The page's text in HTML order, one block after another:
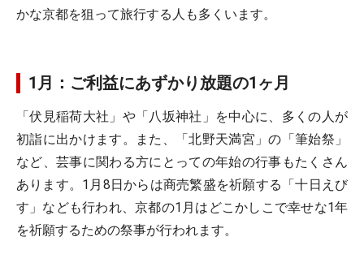
かな京都を狙って旅行する人も多くいます。
1月：ご利益にあずかり放題の1ヶ月
「伏見稲荷大社」や「八坂神社」を中心に、多くの人が
初詣に出かけます。また、「北野天満宮」の「筆始祭」
など、芸事に関わる方にとっての年始の行事もたくさん
あります。1月8日からは商売繁盛を祈願する「十日えび
す」なども行われ、京都の1月はどこかしこで幸せな1年
を祈願するための祭事が行われます。